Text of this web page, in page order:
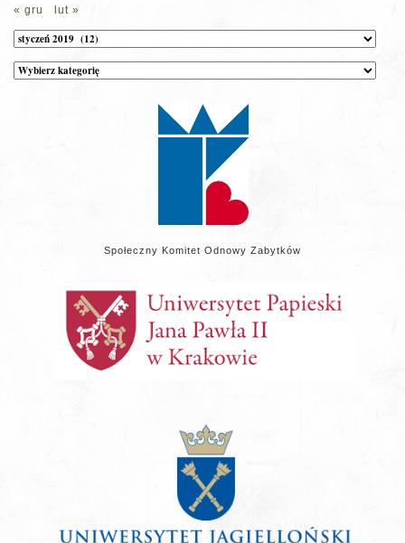
« gru lut »
Archiwum
Kategorie
wpisów
Społeczny Komitet Odnowy Zabytków